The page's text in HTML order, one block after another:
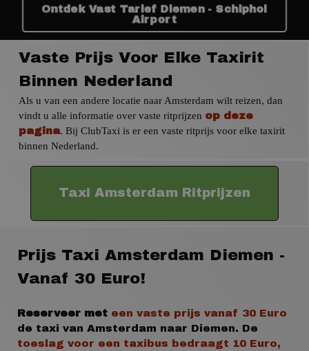
Ontdek Vast Tarief Diemen - Schiphol
Airport
Vaste Prijs Voor Elke Taxirit
Binnen Nederland
Als u van een andere locatie naar Amsterdam wilt reizen, dan
vindt u alle informatie over vaste ritprijzen op deze
pagina. Bij ClubTaxi is er een vaste ritprijs voor elke taxirit
binnen Nederland.
Taxi Amsterdam Ritprijzen
Prijs Taxi Amsterdam Diemen -
Vanaf 30 Euro!
Reserveer met een vaste prijs vanaf 30 Euro
de taxi van Amsterdam naar Diemen. De
toeslag voor een taxibus
bedraagt 10 Euro,